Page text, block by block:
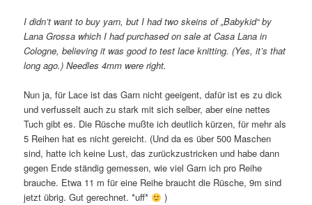
I didn’t want to buy yarn, but I had two skeins of „Babykid“ by
Lana Grossa which I had purchased on sale at Casa Lana in
Cologne, believing it was good to test lace knitting. (Yes, it’s that
long ago.) Needles 4mm were right.
Nun ja, für Lace ist das Garn nicht geeigent, dafür ist es zu dick
und verfusselt auch zu stark mit sich selber, aber eine nettes
Tuch gibt es. Die Rüsche mußte ich deutlich kürzen, für mehr als
5 Reihen hat es nicht gereicht. (Und da es über 500 Maschen
sind, hatte ich keine Lust, das zurückzustricken und habe dann
gegen Ende ständig gemessen, wie viel Garn ich pro Reihe
brauche. Etwa 11 m für eine Reihe braucht die Rüsche, 9m sind
jetzt übrig. Gut gerechnet. *uff*
)